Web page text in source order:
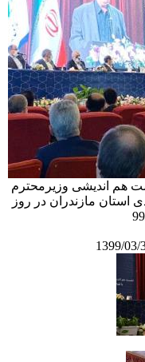
هم اندیشی وزیرمحترم
استان مازندران در روز